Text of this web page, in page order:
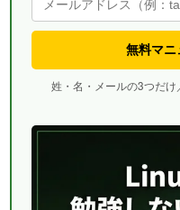
無料マニ
姓・名・メールの3つだ